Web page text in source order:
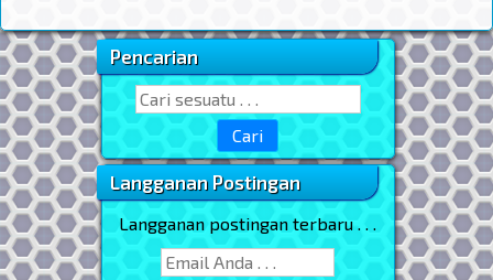
Sidebar Utama
Pencarian
Search for:
Langganan Postingan
Langganan postingan terbaru . . .